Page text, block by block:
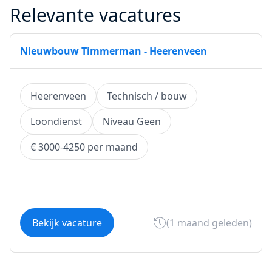
Relevante vacatures
Nieuwbouw Timmerman - Heerenveen
Heerenveen
Technisch / bouw
Loondienst
Niveau Geen
€ 3000-4250 per maand
Bekijk vacature (1 maand geleden)